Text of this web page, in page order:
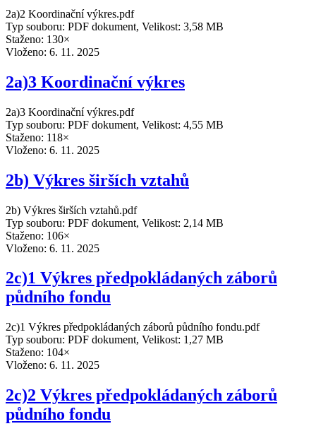
2a)2 Koordinační výkres.pdf
Typ souboru: PDF dokument, Velikost: 3,58 MB
Staženo: 130×
Vloženo: 6. 11. 2025
2a)3 Koordinační výkres
2a)3 Koordinační výkres.pdf
Typ souboru: PDF dokument, Velikost: 4,55 MB
Staženo: 118×
Vloženo: 6. 11. 2025
2b) Výkres širších vztahů
2b) Výkres širších vztahů.pdf
Typ souboru: PDF dokument, Velikost: 2,14 MB
Staženo: 106×
Vloženo: 6. 11. 2025
2c)1 Výkres předpokládaných záborů
půdního fondu
2c)1 Výkres předpokládaných záborů půdního fondu.pdf
Typ souboru: PDF dokument, Velikost: 1,27 MB
Staženo: 104×
Vloženo: 6. 11. 2025
2c)2 Výkres předpokládaných záborů
půdního fondu